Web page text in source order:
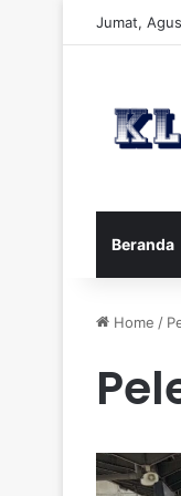
Jumat,
Beranda
Home /